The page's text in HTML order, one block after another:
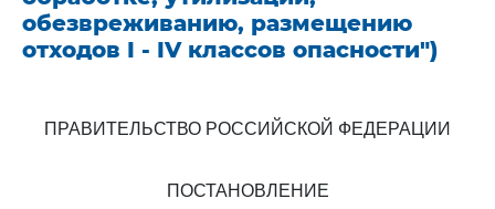
обезвреживанию, размещению
отходов I - IV классов опасности")
ПРАВИТЕЛЬСТВО РОССИЙСКОЙ ФЕДЕРАЦИИ
ПОСТАНОВЛЕНИЕ